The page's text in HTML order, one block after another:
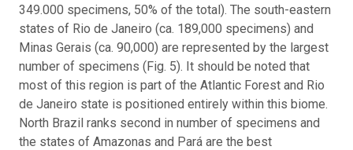
349.000 specimens, 50% of the total). The south-eastern
states of Rio de Janeiro (ca. 189,000 specimens) and
Minas Gerais (ca. 90,000) are represented by the largest
number of specimens (Fig. 5). It should be noted that
most of this region is part of the Atlantic Forest and Rio
de Janeiro state is positioned entirely within this biome.
North Brazil ranks second in number of specimens and
the states of Amazonas and Pará are the best